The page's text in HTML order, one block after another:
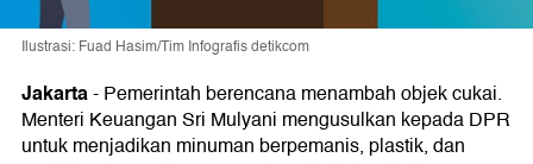
Ilustrasi: Fuad Hasim/Tim Infografis detikcom
Jakarta-Pemerintah berencana menambah objek cukai.
Menteri Keuangan Sri Mulyani mengusulkan kepada DPR
untuk menjadikan minuman berpemanis, plastik, dan